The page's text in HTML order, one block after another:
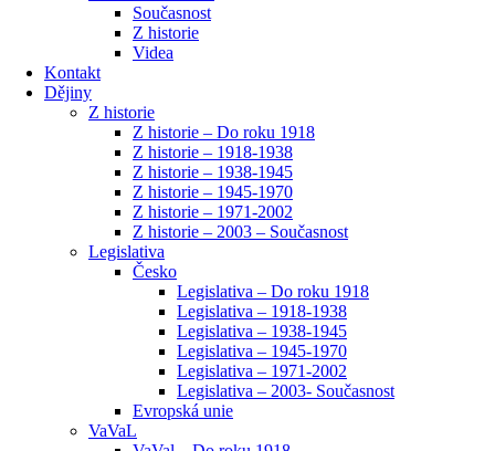
Současnost
Z historie
Videa
Kontakt
Dějiny
Z historie
Z historie – Do roku 1918
Z historie – 1918-1938
Z historie – 1938-1945
Z historie – 1945-1970
Z historie – 1971-2002
Z historie – 2003 – Současnost
Legislativa
Česko
Legislativa – Do roku 1918
Legislativa – 1918-1938
Legislativa – 1938-1945
Legislativa – 1945-1970
Legislativa – 1971-2002
Legislativa – 2003- Současnost
Evropská unie
VaVaL